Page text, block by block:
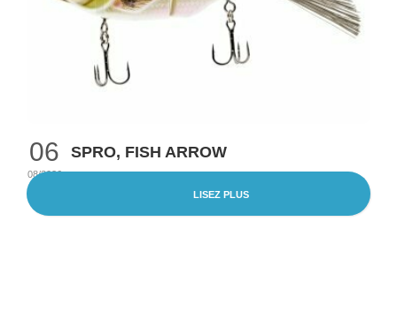
06
08/2026
SPRO, FISH ARROW
LISEZ PLUS